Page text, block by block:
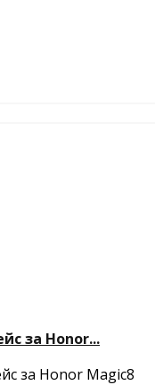
за Honor...
за Honor Magic8